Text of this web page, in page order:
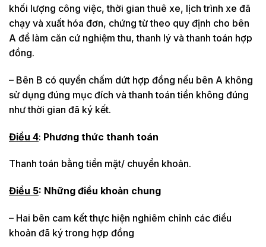
khối lượng công việc, thời gian thuê xe, lịch trình xe đã
chạy và xuất hóa đơn, chứng từ theo quy định cho bên
A để làm căn cứ nghiệm thu, thanh lý và thanh toán hợp
đồng.
– Bên B có quyền chấm dứt hợp đồng nếu bên A không
sử dụng đúng mục đích và thanh toán tiền không đúng
như thời gian đã ký kết.
Điều 4: Phương thức thanh toán
Thanh toán bằng tiền mặt/ chuyển khoản.
Điều 5: Những điều khoản chung
– Hai bên cam kết thực hiện nghiêm chỉnh các điều
khoản đã ký trong hợp đồng